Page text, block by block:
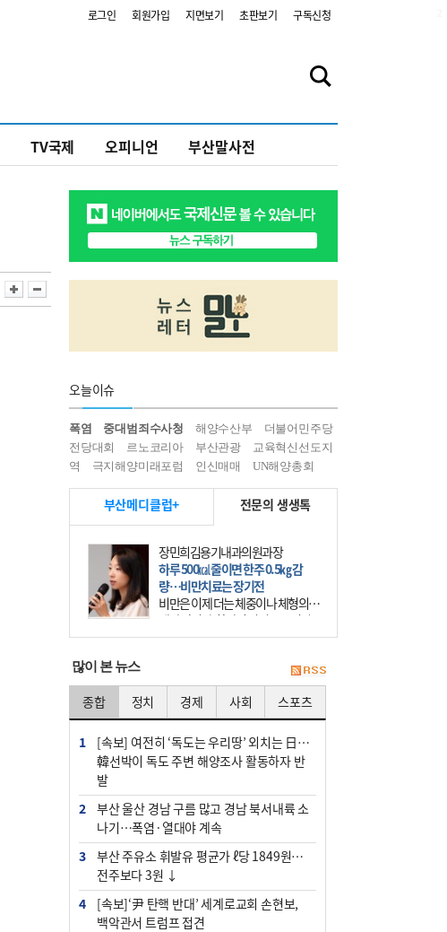
로그인 회원가입 지면보기 초판보기 구독신청
TV국제 오피니언 부산말사전
오늘이슈
폭염 중대범죄수사청 해양수산부
더불어민주당
전당대회
르노코리아 부산관광
교육혁신선도지
역
극지해양미래포럼 인신매매 UN해양총회
부산메디클럽+ 전문의 생생톡
장민희김용기내과의원과장
하루 500㎉ 줄이면 한주 0.5㎏ 감
량…비만치료는 장기전
비만은 이제 더는 체중이나 체형의 문
제가 아니다. 하나의 질병으로 인지
하고 치료와 관리를 해야 한다. 세계
많이 본 뉴스
종합 정치 경제 사회 스포츠
1
[속보] 여전히 ‘독도는 우리땅’ 외치는 日…
韓선박이 독도 주변 해양조사 활동하자 반
발
2
부산 울산 경남 구름 많고 경남 북서내륙 소
나기…폭염·열대야 계속
3
부산 주유소 휘발유 평균가 ℓ당 1849원…
전주보다 3원 ↓
4
[속보]‘尹 탄핵 반대’ 세계로교회 손현보,
백악관서 트럼프 접견